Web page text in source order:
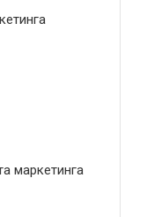
маркетинга